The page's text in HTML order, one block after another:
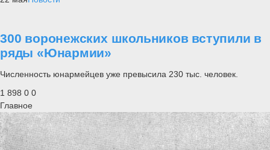
300 воронежских школьников вступили в
ряды «Юнармии»
Численность юнармейцев уже превысила 230 тыс. человек.
1 898 0 0
Главное